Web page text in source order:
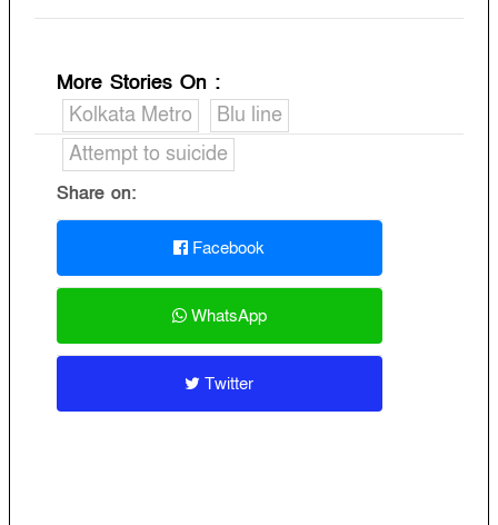
More Stories On :
Kolkata Metro
Blu line
Attempt to suicide
Share on:
Facebook
WhatsApp
Twitter